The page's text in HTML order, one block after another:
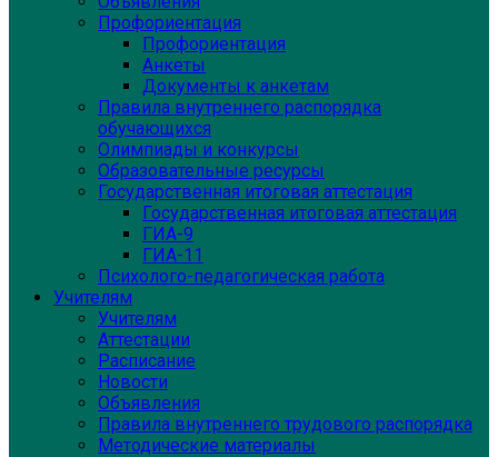
Профориентация
Профориентация
Анкеты
Документы к анкетам
Правила внутреннего распорядка
обучающихся
Олимпиады и конкурсы
Образовательные ресурсы
Государственная итоговая аттестация
Государственная итоговая аттестация
ГИА-9
ГИА-11
Психолого-педагогическая работа
Учителям
Учителям
Аттестации
Расписание
Новости
Объявления
Правила внутреннего трудового распорядка
Методические материалы